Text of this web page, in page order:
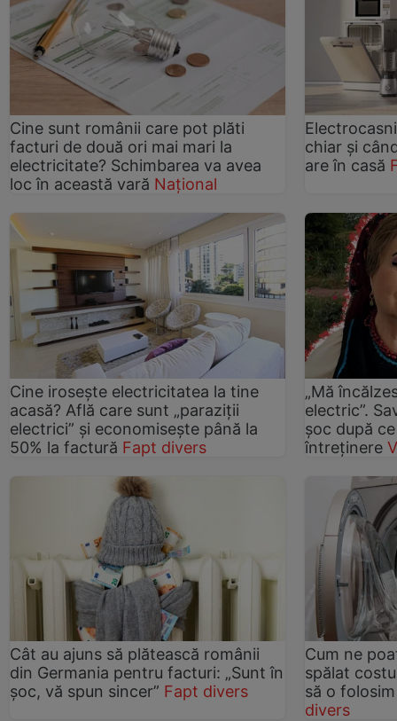
Cine sunt românii care pot plăti
facturi de două ori mai mari la
electricitate? Schimbarea va avea
loc în această vară Național
chiar și
are în casă
Cine irosește electricitatea la tine
acasă? Află care sunt „paraziții
electrici” și economisește până la
50% la factură Fapt divers
„Mă
electric”.
șoc după
întreținere
Cât au ajuns să plătească românii
din Germania pentru facturi: „Sunt în
șoc, vă spun sincer” Fapt divers
Cum ne
spălat
să o
divers